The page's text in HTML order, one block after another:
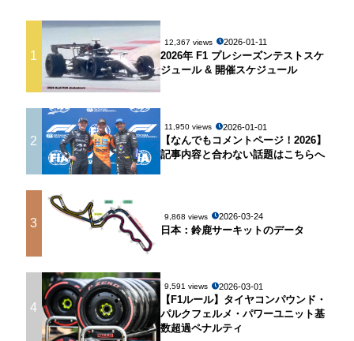
1
12,367 views 2026-01-11
2026年 F1 プレシーズンテストスケ
ジュール & 開催スケジュール
2
11,950 views 2026-01-01
【なんでもコメントページ！2026】
記事内容と合わない話題はこちらへ
3 9,868 views 2026-03-24
日本：鈴鹿サーキットのデータ
4
9,591 views 2026-03-01
【F1ルール】タイヤコンパウンド・
パルクフェルメ・パワーユニット基
数超過ペナルティ